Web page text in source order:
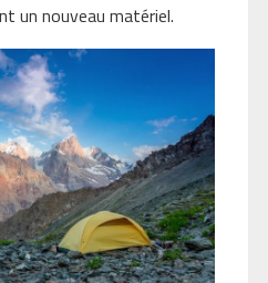
un nouveau matériel.